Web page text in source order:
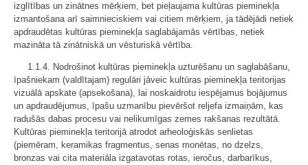
izglītības un zinātnes mērķiem, bet pieļaujama kultūras pieminekļa
izmantošana arī saimnieciskiem vai citiem mērķiem, ja tādējādi netiek
apdraudētas kultūras pieminekļa saglabājamās vērtības, netiek
mazināta tā zinātniskā un vēsturiskā vērtība.
1.1.4. Nodrošinot kultūras pieminekļa uzturēšanu un saglabāšanu,
īpašniekam (valdītajam) regulāri jāveic kultūras pieminekļa teritorijas
vizuālā apskate (apsekošana), lai noskaidrotu iespējamus bojājumus
un apdraudējumus, īpašu uzmanību pievēršot reljefa izmaiņām, kas
radušās dabas procesu vai nelikumīgas zemes rakšanas rezultātā.
Kultūras pieminekļa teritorijā atrodot arheoloģiskās senlietas
(piemēram, keramikas fragmentus, senas monētas, no dzelzs,
bronzas vai cita materiāla izgatavotas rotas, ieročus, darbarīkus,